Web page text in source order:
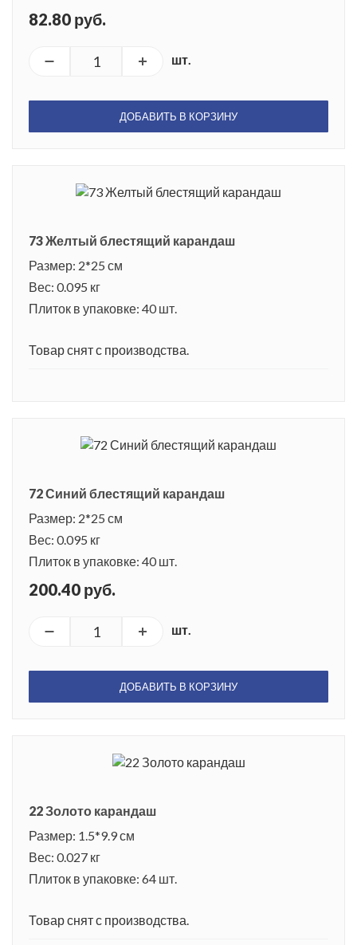
82.80 руб.
шт.
ДОБАВИТЬ В КОРЗИНУ
73 Желтый блестящий карандаш
Размер: 2*25 см
Вес: 0.095 кг
Плиток в упаковке: 40 шт.
Товар снят с производства.
72 Синий блестящий карандаш
Размер: 2*25 см
Вес: 0.095 кг
Плиток в упаковке: 40 шт.
200.40 руб.
шт.
ДОБАВИТЬ В КОРЗИНУ
22 Золото карандаш
Размер: 1.5*9.9 см
Вес: 0.027 кг
Плиток в упаковке: 64 шт.
Товар снят с производства.